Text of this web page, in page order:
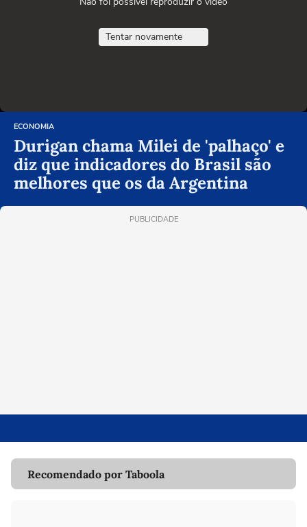
Tentar novamente
ECONOMIA
Durigan chama Milei de 'palhaço' e
diz que indicadores do Brasil são
melhores que os da Argentina
PUBLICIDADE
Recomendado por Taboola